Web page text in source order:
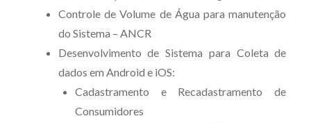
Controle de Volume de Água para manutenção
do Sistema – ANCR
Desenvolvimento de Sistema para Coleta de
dados em Android e iOS:
Cadastramento e Recadastramento de
Consumidores